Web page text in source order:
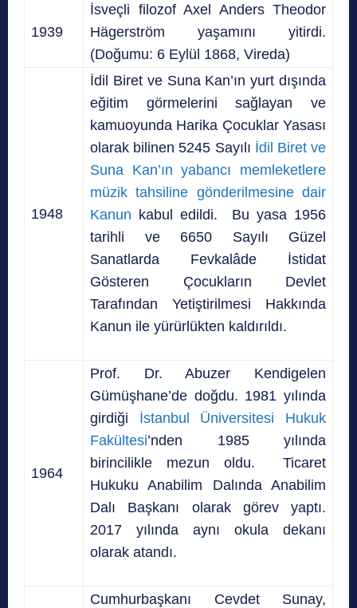
1939
İsveçli filozof Axel Anders Theodor
Hägerström yaşamını yitirdi.
(Doğumu: 6 Eylül 1868, Vireda)
1948
İdil Biret ve Suna Kan’ın yurt dışında
eğitim görmelerini sağlayan ve
kamuoyunda Harika Çocuklar Yasası
olarak bilinen 5245 Sayılı İdil Biret ve
Suna Kan’ın yabancı memleketlere
müzik tahsiline gönderilmesine dair
Kanun kabul edildi. Bu yasa 1956
tarihli ve 6650 Sayılı Güzel
Sanatlarda Fevkalâde İstidat
Gösteren Çocukların Devlet
Tarafından Yetiştirilmesi Hakkında
Kanun ile yürürlükten kaldırıldı.
1964
Prof. Dr. Abuzer Kendigelen
Gümüşhane’de doğdu. 1981 yılında
girdiği İstanbul Üniversitesi Hukuk
Fakültesi’nden 1985 yılında
birincilikle mezun oldu. Ticaret
Hukuku Anabilim Dalında Anabilim
Dalı Başkanı olarak görev yaptı.
2017 yılında aynı okula dekanı
olarak atandı.
Cumhurbaşkanı Cevdet Sunay,